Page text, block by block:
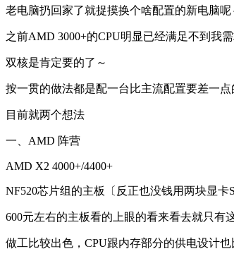
老电脑扔回家了就捉摸换个啥配置的新电脑呢
之前AMD 3000+的CPU明显已经满足不到我
双核是肯定要的了～
按一贯的做法都是配一台比主流配置要差一点
目前就两个想法
一、AMD 阵营
AMD X2 4000+/4400+
NF520芯片组的主板〔反正也没钱用两块显卡
600元左右的主板看的上眼的看来看去就只有
做工比较出色，CPU跟内存部分的供电设计